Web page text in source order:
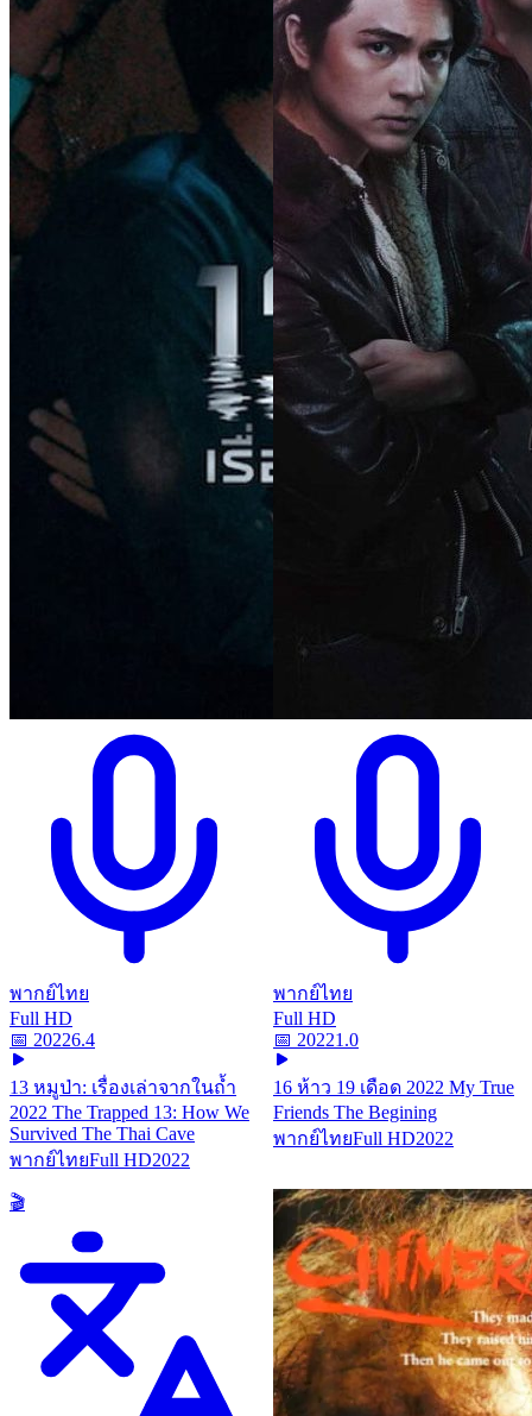
พากย์ไทย
Full HD
📅 20226.4
13 หมูป่า: เรื่องเล่าจากในถ้ำ
2022 The Trapped 13: How We
Survived The Thai Cave
พากย์ไทยFull HD2022
พากย์ไทย
Full HD
📅 20221.0
16 ห้าว 19 เดือด 2022 My True
Friends The Begining
พากย์ไทยFull HD2022
🎬